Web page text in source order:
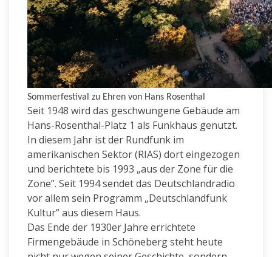
Sommerfestival zu Ehren von Hans Rosenthal
Seit 1948 wird das geschwungene Gebäude am
Hans-Rosenthal-Platz 1 als Funkhaus genutzt.
In diesem Jahr ist der Rundfunk im
amerikanischen Sektor (RIAS) dort eingezogen
und berichtete bis 1993 „aus der Zone für die
Zone”. Seit 1994 sendet das Deutschlandradio
vor allem sein Programm „Deutschlandfunk
Kultur” aus diesem Haus.
Das Ende der 1930er Jahre errichtete
Firmengebäude in Schöneberg steht heute